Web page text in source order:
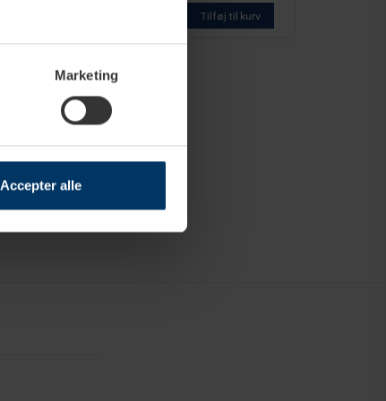
Marketing
Accepter alle
Tilføj til kurv